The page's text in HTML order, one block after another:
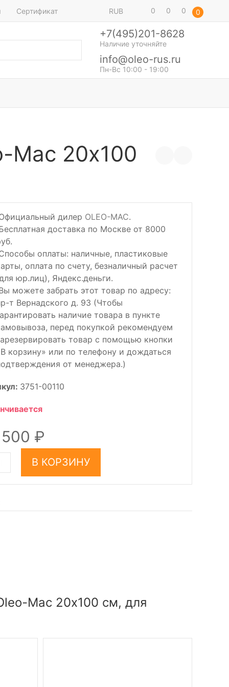
Сертификат RUB 0 0 0 0
+7(495)201-8628
Наличие уточняйте
info@oleo-rus.ru
Пн-Вс 10:00 - 19:00
Mac 20х100
дилер OLEO-MAC.
доставка по Москве от 8000
оплаты: наличные, пластиковые
оплата по счету, безналичный расчет
юр.лиц), Яндекс.деньги.
можете забрать этот товар по адресу:
т Вернадского д. 93 (Чтобы
наличие товара в пункте
перед покупкой рекомендуем
товар с помощью кнопки
корзину» или по телефону и дождаться
от менеджера.)
3751-00110
В КОРЗИНУ
Mac 20х100 см, для